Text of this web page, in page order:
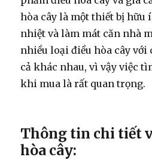
hòa cây là một thiết bị hữu
nhiệt và làm mát căn nhà
nhiều loại điều hòa cây với
cả khác nhau, vì vậy việc
khi mua là rất quan trọng.
Thông tin chi tiết
hòa cây: